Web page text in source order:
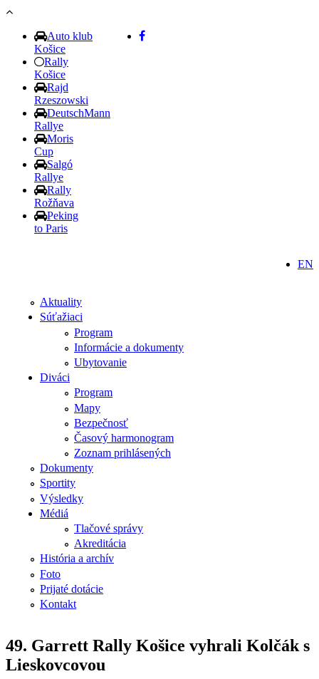
Skočiť na hlavný obsah
Auto klub
Košice
Rally
Košice
Rajd
Rzeszowski
DeutschMann
Rallye
Moris
Cup
Salgó
Rallye
Rally
Rožňava
Peking
to Paris
EN
Aktuality
Súťažiaci
Program
Informácie a dokumenty
Ubytovanie
Diváci
Program
Mapy
Bezpečnosť
Časový harmonogram
Zoznam prihlásených
Dokumenty
Sportity
Výsledky
Médiá
Tlačové správy
Akreditácia
História a archív
Foto
Prijaté dotácie
Kontakt
49. Garrett Rally Košice vyhrali Kolčák s
Lieskovcovou